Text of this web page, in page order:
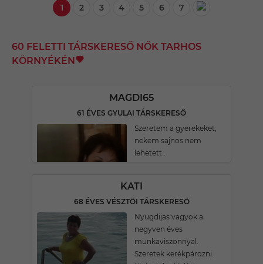
1 2 3 4 5 6 7
60 FELETTI TÁRSKERESŐ NŐK TARHOS
KÖRNYÉKÉN
MAGDI65
61 ÉVES GYULAI TÁRSKERESŐ
Szeretem a gyerekeket,
nekem sajnos nem
lehetett .
KATI
68 ÉVES VÉSZTŐI TÁRSKERESŐ
Nyugdijas vagyok a
negyven éves
munkaviszonnyal.
Szeretek kerékpározni.